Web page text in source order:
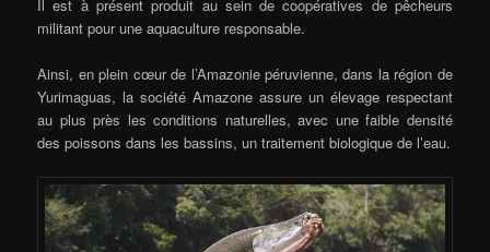
Il est à présent produit au sein de coopératives de pêcheurs
militant pour une aquaculture responsable.
Ainsi, en plein cœur de l’Amazonie péruvienne, dans la région de
Yurimaguas, la société Amazone assure un élevage respectant
au plus près les conditions naturelles, avec une faible densité
des poissons dans les bassins, un traitement biologique de l’eau.